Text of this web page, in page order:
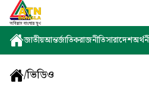
জাতীয়আন্তর্জাতিকরাজনীতিসারাদেশ
/ভিডিও